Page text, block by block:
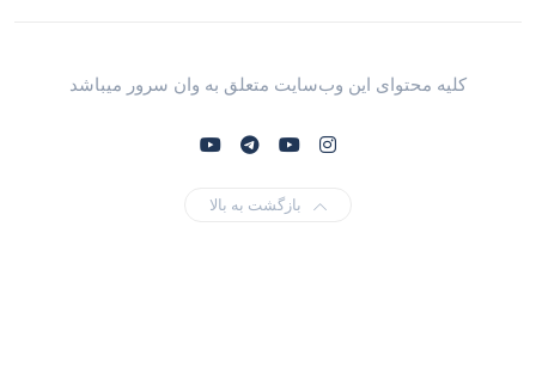
کلیه محتوای این وب‌سایت متعلق به وان سرور میباشد
بازگشت به بالا